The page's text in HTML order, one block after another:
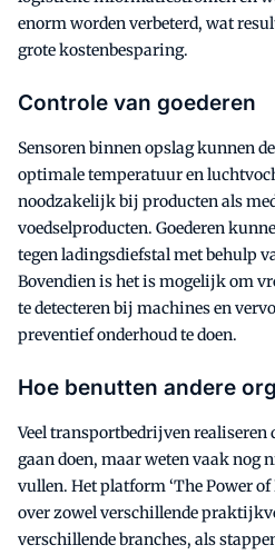
enorm worden verbeterd, wat
grote kostenbesparing.
Controle van goederen
Sensoren binnen opslag kunnen
optimale temperatuur en
noodzakelijk bij producten als
voedselproducten. Goederen
tegen ladingsdiefstal met behulp
Bovendien is het is mogelijk om
te detecteren bij machines en
preventief onderhoud te doen.
Hoe benutten andere
Veel transportbedrijven realiseren
gaan doen, maar weten vaak nog
vullen. Het platform ‘The Power
over zowel verschillende
verschillende branches, als